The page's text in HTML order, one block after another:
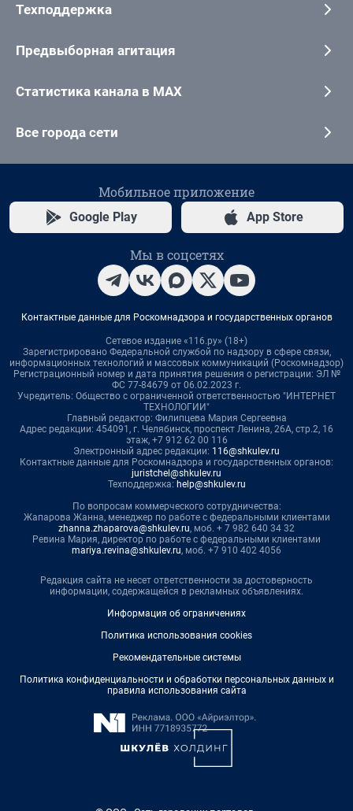
Техподдержка
Предвыборная агитация
Статистика канала в MAX
Все города сети
Мобильное приложение
Google Play App Store
Мы в соцсетях
Контактные данные для Роскомнадзора и государственных органов
Сетевое издание «116.ру» (18+)
Зарегистрировано Федеральной службой по надзору в сфере связи,
информационных технологий и массовых коммуникаций (Роскомнадзор)
Регистрационный номер и дата принятия решения о регистрации: ЭЛ №
ФС 77-84679 от 06.02.2023 г.
Учредитель: Общество с ограниченной ответственностью "ИНТЕРНЕТ
ТЕХНОЛОГИИ"
Главный редактор: Филипцева Мария Сергеевна
Адрес редакции: 454091, г. Челябинск, проспект Ленина, 26А, стр.2, 16
этаж, +7 912 62 00 116
Электронный адрес редакции: 116@shkulev.ru
Контактные данные для Роскомнадзора и государственных органов:
juristchel@shkulev.ru
Техподдержка: help@shkulev.ru
По вопросам коммерческого сотрудничества:
Жапарова Жанна, менеджер по работе с федеральными клиентами
zhanna.zhaparova@shkulev.ru, моб. + 7 982 640 34 32
Ревина Мария, директор по работе с федеральными клиентами
mariya.revina@shkulev.ru, моб. +7 910 402 4056
Редакция сайта не несет ответственности за достоверность
информации, содержащейся в рекламных объявлениях.
Информация об ограничениях
Политика использования cookies
Рекомендательные системы
Политика конфиденциальности и обработки персональных данных и
правила использования сайта